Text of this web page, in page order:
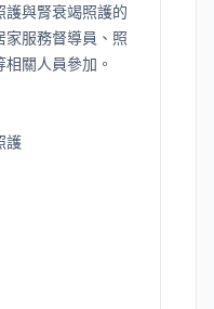
與腎衰竭照護的
服務督導員、照
關人員參加。
護